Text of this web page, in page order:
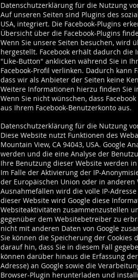
Datenschutzerklärung für die Nutzung
Auf unseren Seiten sind Plugins des
USA, integriert. Die Facebook-Plugins
Übersicht über die Facebook-Plugins
Wenn Sie unsere Seiten besuchen, wird
hergestellt. Facebook erhält dadurch die
"Like-Button" anklicken während Sie in
Facebook-Profil verlinken. Dadurch
dass wir als Anbieter der Seiten keine
Weitere Informationen hierzu finden Sie
Wenn Sie nicht wünschen, dass
aus Ihrem Facebook-Benutzerkonto aus.
Datenschutzerklärung für die Nutzung
Diese Website nutzt Funktionen des
Mountain View, CA 94043, USA. Google
werden und die eine Analyse der
Ihre Benutzung dieser Website werden
Im Falle der Aktivierung der IP-
der Europäischen Union oder in
Ausnahmefällen wird die volle IP-
dieser Website wird Google diese
Websiteaktivitäten zusammenzustellen
gegenüber dem Websitebetreiber zu
nicht mit anderen Daten von Google
Sie können die Speicherung der
darauf hin, dass Sie in diesem Fall
können darüber hinaus die Erfassung
Adresse) an Google sowie die
Browser-Plugin herunterladen und